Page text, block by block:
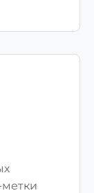
метки